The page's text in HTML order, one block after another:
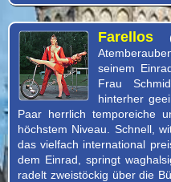
Farellos
seinem
Frau
hinterher
Paar herrlich temporeiche
höchstem Niveau. Schnell,
das vielfach international
dem Einrad, springt
radelt zweistöckig über die